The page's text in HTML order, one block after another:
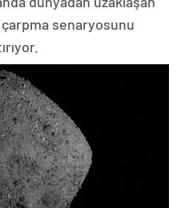
senaryosunu